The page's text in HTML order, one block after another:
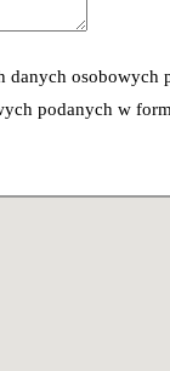
danych
podanych w